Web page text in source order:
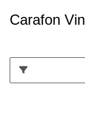
Carafon Vin